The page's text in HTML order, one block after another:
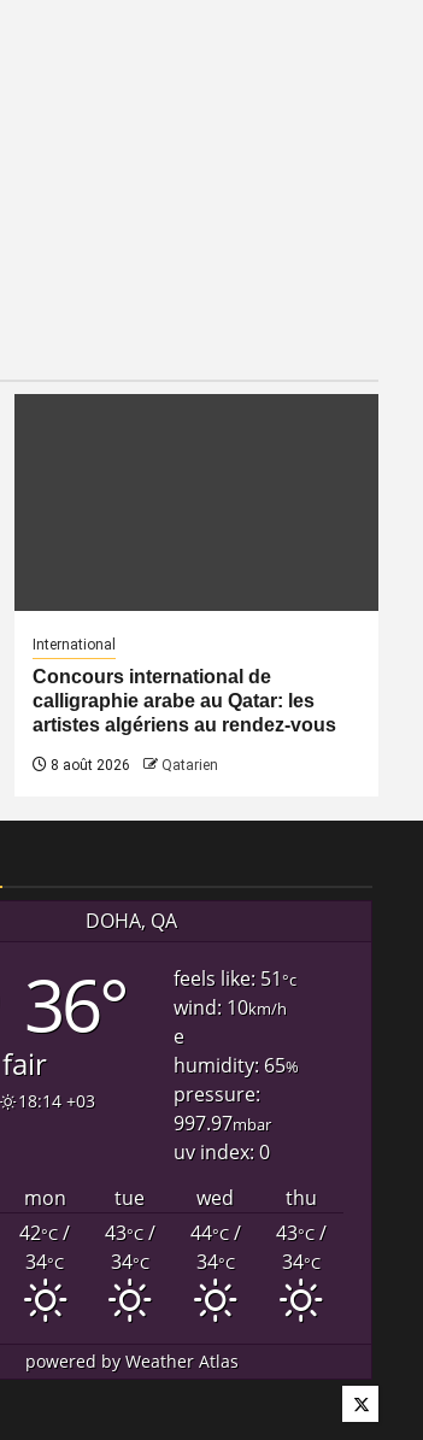
International
Concours international de
calligraphie arabe au Qatar: les
artistes algériens au rendez-vous
8 août 2026 Qatarien
DOHA, QA
36°
fair
18:14 +03
feels like: 51°c
wind: 10km/h
e
humidity: 65%
pressure:
997.97mbar
uv index: 0
mon tue wed
thu
42°C/
34°C
43°C/
34°C
44°C/
34°C
43°C/
34°C
powered byWeather Atlas
Twitter